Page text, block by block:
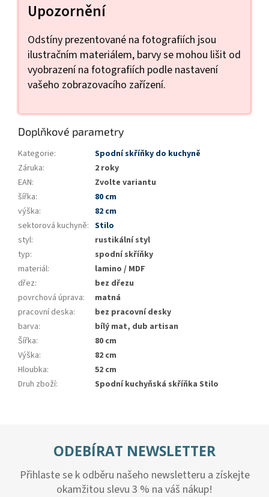
Upozornění
Odstíny prezentované na fotografiích jsou
ilustračním materiálem, barvy se mohou lišit od
vyobrazení na fotografiích podle nastavení
vašeho zobrazovacího zařízení.
Doplňkové parametry
Kategorie:
Spodní skříňky do kuchyně
Záruka:
2 roky
EAN:
Zvolte variantu
šířka:
80 cm
výška:
82 cm
sektorová kuchyně: Stilo
styl:
rustikální styl
typ:
spodní skříňky
materiál:
lamino / MDF
dřez:
bez dřezu
povrchová úprava:
matná
pracovní deska:
bez pracovní desky
barva:
bílý mat, dub artisan
Šířka:
80 cm
Výška:
82 cm
Hloubka:
52 cm
Druh zboží: Spodní kuchyňská skříňka Stilo
ODEBÍRAT NEWSLETTER
Přihlaste se k odběru našeho newsletteru a získejte
okamžitou slevu 3 % na váš nákup!